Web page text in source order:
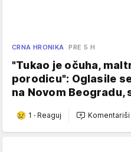
CRNA HRONIKA PRE 5 H
"Tukao je očuha,
porodicu": Oglasile
na Novom Beogradu,
1 · Reaguj Komentariši